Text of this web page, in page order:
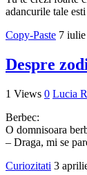
adancurile tale
Copy-Paste 7
Despre
1 Views 0 Lucia
Berbec:
O domnisoara
– Draga, mi se
Curiozitati 3